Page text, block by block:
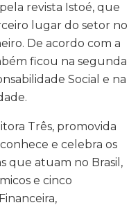
revista Istoé, que
lugar do setor no
. De acordo com a
ficou na segunda
Social e na
Três, promovida
e celebra os
que atuam no Brasil,
e cinco